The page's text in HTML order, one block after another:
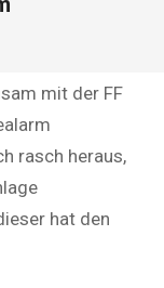
mit der FF
rasch heraus,
hat den